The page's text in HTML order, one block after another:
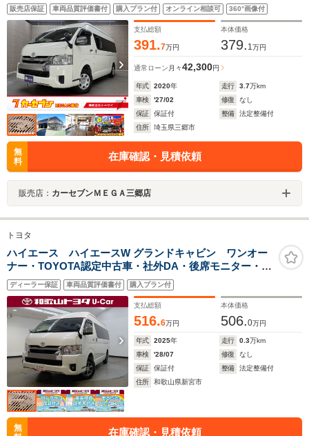
ビーム ドライブレコーダー 純正メモリーナビ
Bluetooth ワンセグ バックカメラ キーレス ETC
オートエアコン 助手席エアバッグ
販売店保証 車両品質評価書付 購入プラン付 オンライン相談可 360°画像付
支払総額
391.7万円
本体価格
379. 1万円
通常ローン 月々42,300円
年式 2020年 走行 3.7万km
車検
'27/02 修復
なし
保証
保証付 整備
法定整備付
住所
埼玉県三郷市
無
料
在庫確認・見積依頼
販売店： カーセブンＭＥＧＡ三郷店
トヨタ
ハイエース ハイエースW グランドキャビン ワンオー
ナー・TOYOTA認定中古車・社外DA・後席モニター・
AC100V電源・LEDヘッドライト・パノラミックビューモ
ニター・ETC
ディーラー保証 車両品質評価書付 購入プラン付
支払総額
516.6万円
本体価格
506.0万円
年式 2025年 走行 0.3万km
車検
'28/07 修復
なし
保証
保証付 整備
法定整備付
住所
和歌山県新宮市
無
在庫確認・見積依頼